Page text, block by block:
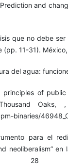
and
que no debe
11-31).
del agua:
of
Thousand
binaries/
para el
neoliberalism”
el